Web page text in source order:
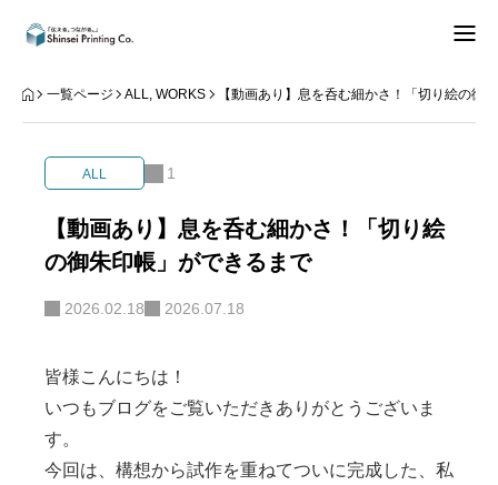
できること
事業内容
お問合せ
お知らせ
一覧ページ ALL,WORKS 【動画あり】息を呑む細かさ！「切り絵の御
ALL 1
【動画あり】息を呑む細かさ！「切り絵
の御朱印帳」ができるまで
2026.02.18 2026.07.18
皆様こんにちは！
いつもブログをご覧いただきありがとうございま
す。
今回は、構想から試作を重ねてついに完成した、私